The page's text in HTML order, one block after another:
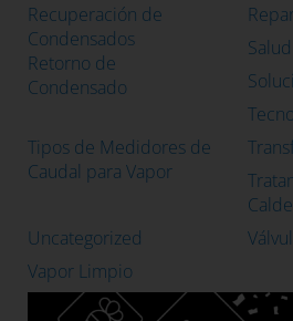
Recuperación de
Condensados
Retorno de
Condensado
Tipos de Medidores de
Caudal para Vapor
Uncategorized
Vapor Limpio